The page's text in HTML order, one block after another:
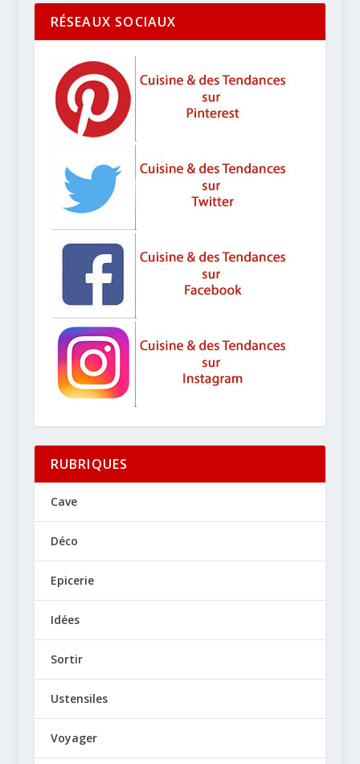
RÉSEAUX SOCIAUX
RUBRIQUES
Cave
Déco
Epicerie
Idées
Sortir
Ustensiles
Voyager